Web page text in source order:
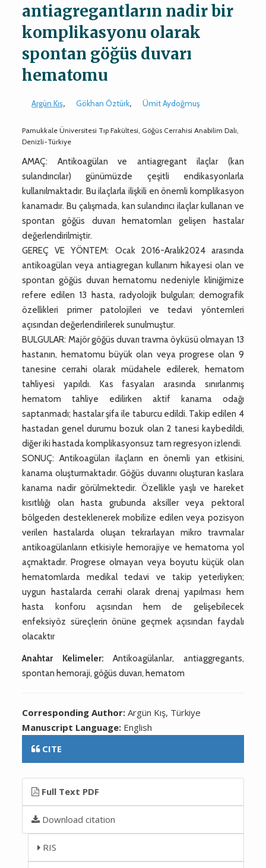
antiagregantların nadir bir
komplikasyonu olarak
spontan göğüs duvarı
hematomu
Argün Kış, Gökhan Öztürk, Ümit Aydoğmuş
Pamukkale Üniversitesi Tıp Fakültesi, Göğüs Cerrahisi Anabilim Dalı,
Denizli-Türkiye
AMAÇ: Antikoagülan ve antiagregant ilaçlar (kan
sulandırıcılar) günümüzde çeşitli endikasyonlarla
kullanılmaktadır. Bu ilaçlarla ilişkili en önemli komplikasyon
kanamadır. Bu çalışmada, kan sulandırıcı ilaçlar kullanan ve
spontan göğüs duvarı hematomları gelişen hastalar
değerlendirilmiştir.
GEREÇ VE YÖNTEM: Ocak 2016-Aralık2024 arasında
antikoagülan veya antiagregan kullanım hikayesi olan ve
spontan göğüs duvarı hematomu nedeniyle kliniğimize
refere edilen 13 hasta, radyolojik bulguları; demografik
özellikleri primer patolojileri ve tedavi yöntemleri
açısından değerlendirilerek sunulmuştur.
BULGULAR: Majör göğüs duvarı travma öyküsü olmayan 13
hastanın, hematomu büyük olan veya progrese olan 9
tanesine cerrahi olarak müdahele edilerek, hematom
tahliyesi yapıldı. Kas fasyaları arasında sınırlanmış
hematom tahliye edilirken aktif kanama odağı
saptanmadı; hastalar şifa ile taburcu edildi. Takip edilen 4
hastadan genel durumu bozuk olan 2 tanesi kaybedildi,
diğer iki hastada komplikasyonsuz tam regresyon izlendi.
SONUÇ: Antikoagülan ilaçların en önemli yan etkisini,
kanama oluşturmaktadır. Göğüs duvarını oluşturan kaslara
kanama nadir görülmektedir. Özellikle yaşlı ve hareket
kısıtlılığı olan hasta grubunda aksiller veya pektoral
bölgeden desteklenerek mobilize edilen veya pozisyon
verilen hastalarda oluşan tekrarlayan mikro travmalar
antikoagülanların etkisiyle hemorajiye ve hematoma yol
açmaktadır. Progrese olmayan veya boyutu küçük olan
hematomlarda medikal tedavi ve takip yeterliyken;
uygun hastalarda cerrahi olarak drenaj yapılması hem
hasta konforu açısından hem de gelişebilecek
enfeksiyöz süreçlerin önüne geçmek açısından faydalı
olacaktır
Anahtar Kelimeler: Antikoagülanlar, antiaggregants,
spontan hemoraji, göğüs duvarı, hematom
Corresponding Author:Argün Kış, Türkiye
Manuscript Language: English
CITE
Full Text PDF
Download citation
RIS